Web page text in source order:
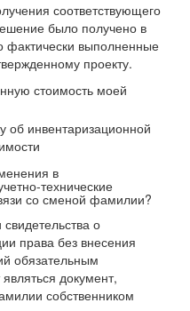
соответствующего
было получено в
фактически выполненные
проекту.
стоимость моей
об инвентаризационной
в
технические
со сменой фамилии?
о
права без внесения
обязательным
документ,
собственником